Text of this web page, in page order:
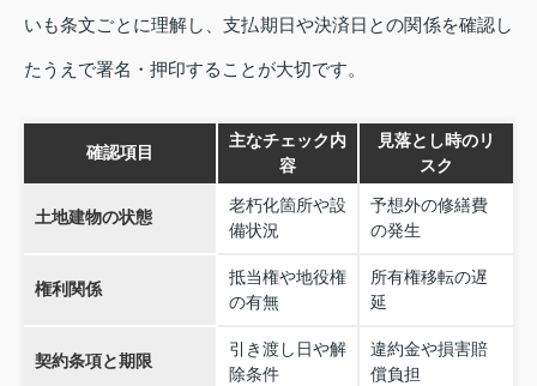
いも条文ごとに理解し、支払期日や決済日との関係を確認し
たうえで署名・押印することが大切です。
確認項目
主なチェック内
容
見落とし時のリ
スク
土地建物の状態
老朽化箇所や設
備状況
予想外の修繕費
の発生
権利関係
抵当権や地役権
の有無
所有権移転の遅
延
契約条項と期限
引き渡し日や解
除条件
違約金や損害賠
償負担